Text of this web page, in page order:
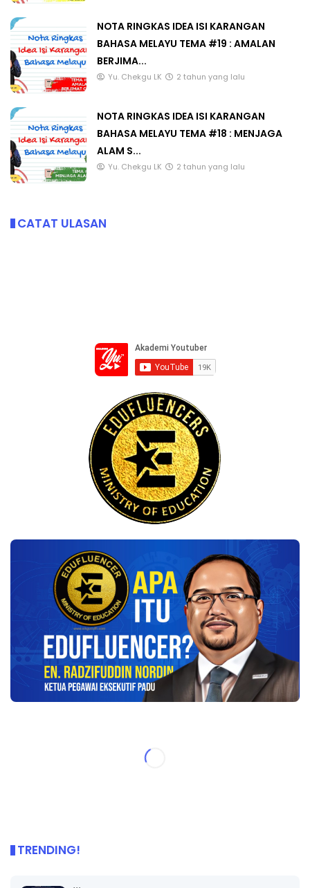
NOTA RINGKAS IDEA ISI KARANGAN
BAHASA MELAYU TEMA #19 : AMALAN
BERJIMA...
Yu. Chekgu LK 2 tahun yang lalu
NOTA RINGKAS IDEA ISI KARANGAN
BAHASA MELAYU TEMA #18 : MENJAGA
ALAM S...
Yu. Chekgu LK 2 tahun yang lalu
CATAT ULASAN
TRENDING!